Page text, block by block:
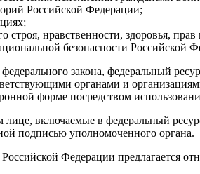
Российской Федерации;
строя, нравственности, здоровья,
безопасности Российской
закона, федеральный
органами и
форме посредством
включаемые в федеральный
подписью уполномоченного органа.
Федерации предлагается